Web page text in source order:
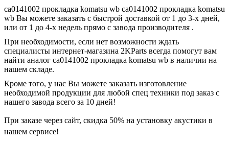
ca0141002 прокладка komatsu wb ca0141002 прокладка komatsu
wb Вы можете заказать с быстрой доставкой от 1 до 3-х дней,
или от 1 до 4-х недель прямо с завода производителя .
При необходимости, если нет возможности ждать
специалисты интернет-магазина 2KParts всегда помогут вам
найти аналог ca0141002 прокладка komatsu wb в наличии на
нашем складе.
Кроме того, у нас Вы можете заказать изготовление
необходимой продукции для любой спец техники под заказ с
нашего завода всего за 10 дней!
При заказе через сайт, скидка 50% на установку акустики в
нашем сервисе!